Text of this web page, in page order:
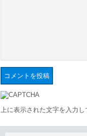
上に表示された文字を入力し